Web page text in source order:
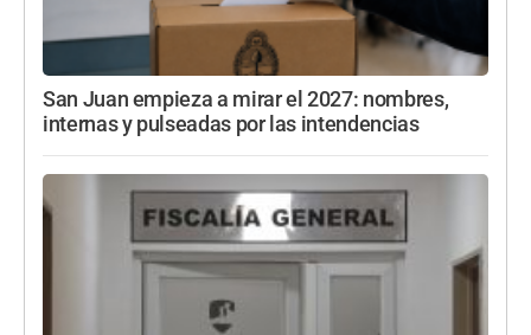
San Juan empieza a mirar el 2027: nombres,
internas y pulseadas por las intendencias